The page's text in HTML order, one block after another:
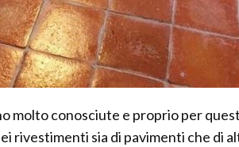
molto conosciute e proprio per
rivestimenti sia di pavimenti che di